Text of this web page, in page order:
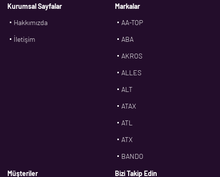
Kurumsal Sayfalar
Hakkımızda
İletişim
Markalar
AA-TOP
ABA
AKROS
ALLES
ALT
ATAX
ATL
ATX
BANDO
BMS
Müşteriler
Bizi Takip Edin